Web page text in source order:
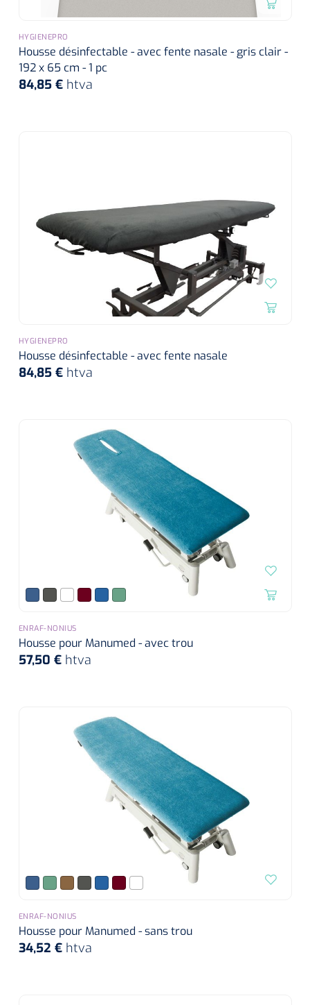
HYGIENEPRO
Housse désinfectable - avec fente nasale - gris clair -
192 x 65 cm - 1 pc
84,85 € htva
HYGIENEPRO
Housse désinfectable - avec fente nasale
84,85 € htva
ENRAF-NONIUS
Housse pour Manumed - avec trou
57,50 € htva
ENRAF-NONIUS
Housse pour Manumed - sans trou
34,52 € htva